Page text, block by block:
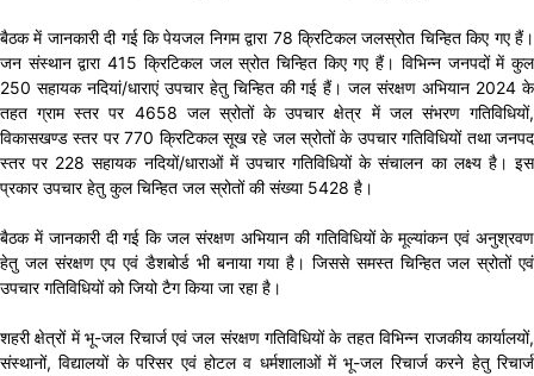
बैठक में जानकारी दी गई कि पेयजल निगम द्वारा 78 क्रिटिकल जलस्रोत चिन्हित किए गए हैं।
जन संस्थान द्वारा 415 क्रिटिकल जल स्रोत चिन्हित किए गए हैं। विभिन्न जनपदों में कुल
250 सहायक नदियां/धाराएं उपचार हेतु चिन्हित की गई हैं। जल संरक्षण अभियान 2024 के
तहत ग्राम स्तर पर 4658 जल स्रोतों के उपचार क्षेत्र में जल संभरण गतिविधियों,
विकासखण्ड स्तर पर 770 क्रिटिकल सूख रहे जल स्रोतों के उपचार गतिविधियों तथा जनपद
स्तर पर 228 सहायक नदियों/धाराओं में उपचार गतिविधियों के संचालन का लक्ष्य है। इस
प्रकार उपचार हेतु कुल चिन्हित जल स्रोतों की संख्या 5428 है।
बैठक में जानकारी दी गई कि जल संरक्षण अभियान की गतिविधियों के मूल्यांकन एवं अनुश्रवण
हेतु जल संरक्षण एप एवं डैशबोर्ड भी बनाया गया है। जिससे समस्त चिन्हित जल स्रोतों एवं
उपचार गतिविधियों को जियो टैग किया जा रहा है।
शहरी क्षेत्रों में भू-जल रिचार्ज एवं जल संरक्षण गतिविधियों के तहत विभिन्न राजकीय कार्यालयों,
संस्थानों, विद्यालयों के परिसर एवं होटल व धर्मशालाओं में भू-जल रिचार्ज करने हेतु रिचार्ज